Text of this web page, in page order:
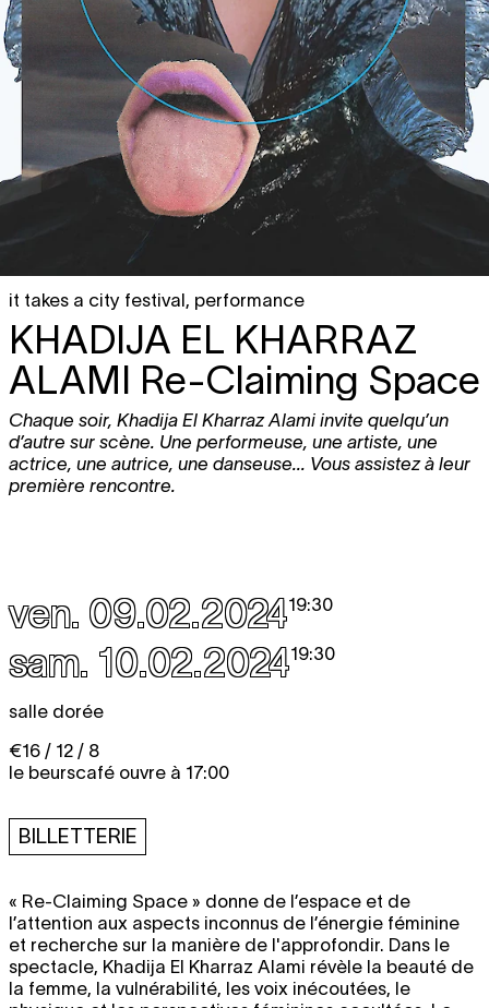
it takes a city festival, performance
KHADIJA EL KHARRAZ
ALAMI Re-Claiming Space
Chaque soir, Khadija El Kharraz Alami invite quelqu’un
d’autre sur scène. Une performeuse, une artiste, une
actrice, une autrice, une danseuse... Vous assistez à leur
première rencontre.
ven. 09.02.202419:30
sam. 10.02.202419:30
salle dorée
€16 / 12 / 8
le beurscafé ouvre à 17:00
BILLETTERIE
« Re-Claiming Space » donne de l’espace et de
l’attention aux aspects inconnus de l’énergie féminine
et recherche sur la manière de l'approfondir. Dans le
spectacle, Khadija El Kharraz Alami révèle la beauté de
la femme, la vulnérabilité, les voix inécoutées, le